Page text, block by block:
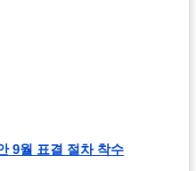
9월 표결 절차 착수